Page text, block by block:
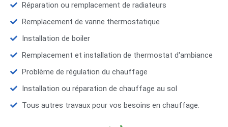
Réparation ou remplacement de radiateurs
Remplacement de vanne thermostatique
Installation de boiler
Remplacement et installation de thermostat d'ambiance
Problème de régulation du chauffage
Installation ou réparation de chauffage au sol
Tous autres travaux pour vos besoins en chauffage.